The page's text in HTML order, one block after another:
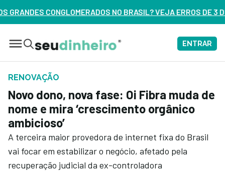
NO BRASIL? VEJA ERROS DE 3 DELES – ASSISTA AGORA
ENTRAR
RENOVAÇÃO
Novo dono, nova fase: Oi Fibra muda de
nome e mira ‘crescimento orgânico
ambicioso’
A terceira maior provedora de internet fixa do Brasil
vai focar em estabilizar o negócio, afetado pela
recuperação judicial da ex-controladora